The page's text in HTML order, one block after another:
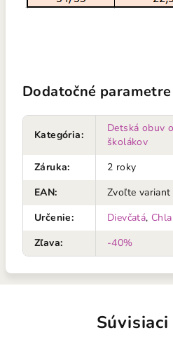
Dodatočné parametre
Kategória:
Detská obuv
školákov
Záruka:
2 roky
EAN:
Zvoľte variant
Určenie: Dievčatá,
Zľava: -40%